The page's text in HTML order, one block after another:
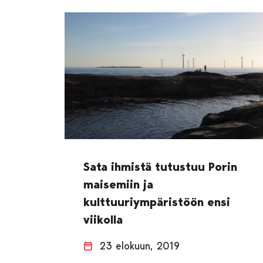
Sata ihmistä tutustuu Porin
maisemiin ja
kulttuuriympäristöön ensi
viikolla
23 elokuun, 2019